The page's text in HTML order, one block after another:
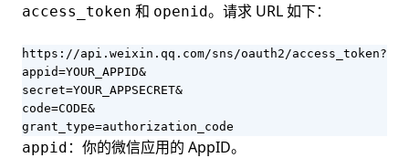
access_token 和 openid。请求 URL 如下：
https://api.weixin.qq.com/sns/oauth2/access_token?
appid=YOUR_APPID&
secret=YOUR_APPSECRET&
code=CODE&
grant_type=authorization_code
appid ：你的微信应用的 AppID。